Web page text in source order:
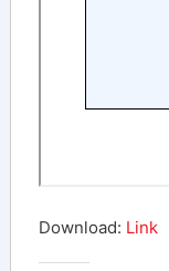
Download: Link